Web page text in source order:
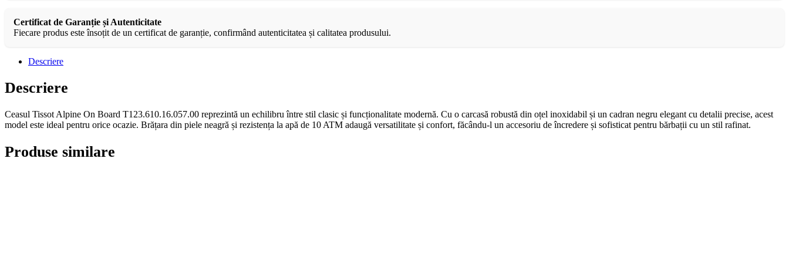
Certificat de Garanție și Autenticitate
Fiecare produs este însoțit de un certificat de garanție, confirmând autenticitatea și calitatea produsului.
Descriere
Descriere
Ceasul Tissot Alpine On Board T123.610.16.057.00 reprezintă un echilibru între stil clasic și funcționalitate modernă. Cu o carcasă robustă din oțel inoxidabil și un cadran negru elegant cu detalii precise, acest
model este ideal pentru orice ocazie. Brățara din piele neagră și rezistența la apă de 10 ATM adaugă versatilitate și confort, făcându-l un accesoriu de încredere și sofisticat pentru bărbații cu un stil rafinat.
Produse similare